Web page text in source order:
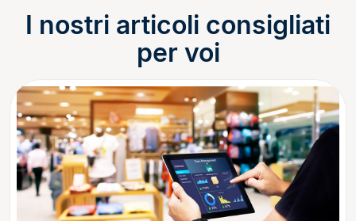
I nostri articoli consigliati
per voi